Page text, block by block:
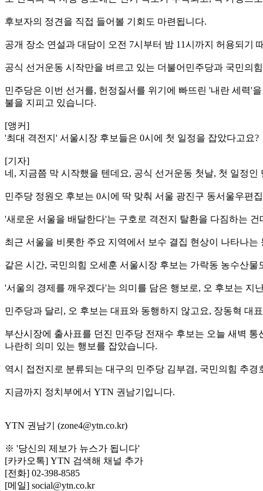
후보자의 정견을 직접 들어볼 기회도 마련됩니다.
공개 장소 연설과 대담이 오전 7시부터 밤 11시까지 허용되기
공식 선거운동 시작만을 벼르고 있는 더불어민주당과 국민의
민주당은 이번 선거를, 헌정질서를 위기에 빠뜨린 '내란 세력'
불을 지피고 있습니다.
[앵커]
'최대 격전지' 서울시장 후보들은 0시에 첫 일정을 잡았다고요?
[기자]
네, 지금쯤 막 시작했을 텐데요, 공식 선거운동 첫날, 첫 일정
민주당 정원오 후보는 0시에 딱 맞춰 서울 광진구 동서울우편
'새로운 서울을 배달한다'는 구호로 격전지 탈환을 다짐하는
최근 서울을 비롯한 주요 지역에서 보수 결집 현상이 나타나
같은 시간, 국민의힘 오세훈 서울시장 후보는 가락동 농수산물
'서울의 경제를 깨우겠다'는 의미를 담은 행보로, 오 후보는 지
민주당과 달리, 오 후보는 대표와 동행하지 않고요, 장동혁 대
부산시장에 출사표를 던진 민주당 전재수 후보는 오늘 새벽
나란히 의미 있는 행보를 잡았습니다.
역시 접전지로 분류되는 대구의 민주당 김부겸, 국민의힘 추
지금까지 정치부에서 YTN 권남기입니다.
YTN 권남기 (zone4@ytn.co.kr)
※ '당신의 제보가 뉴스가 됩니다'
[카카오톡] YTN 검색해 채널 추가
[전화] 02-398-8585
[메일] social@ytn.co.kr